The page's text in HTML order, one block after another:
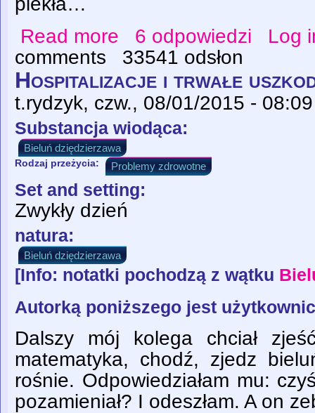
Read more about Katedry Tytana
6 odpowiedzi
Log
comments
33541 odsłon
Hospitalizacje i trwałe
t.rydzyk, czw., 08/01/2015 - 08:09
Substancja wiodąca:
Bieluń dziędzierzawa
Rodzaj przeżycia: Problemy zdrowotne
Set and setting:
Zwykły dzień
natura:
Bieluń dziędzierzawa
[Info: notatki pochodzą z wątku
Autorką poniższego jest
Dalszy mój kolega chciał
matematyka, chodź, zjedz
rośnie. Odpowiedziałam mu:
pozamieniał? I odeszłam. A on